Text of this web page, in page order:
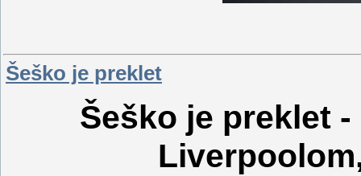
Šeško je preklet
Šeško je preklet